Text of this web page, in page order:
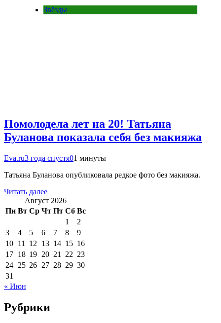
Звёзды
Помолодела лет на 20! Татьяна
Буланова показала себя без макияжа
Eva.ru3 года спустя01 минуты
Татьяна Буланова опубликовала редкое фото без макияжа.
Читать далее
Август 2026
Пн Вт Ср Чт Пт Сб Вс
1
2
3
4 5 6 7 8
9
10 11 12 13 14 15 16
17 18 19 20 21 22 23
24 25 26 27 28 29 30
31
« Июн
Рубрики